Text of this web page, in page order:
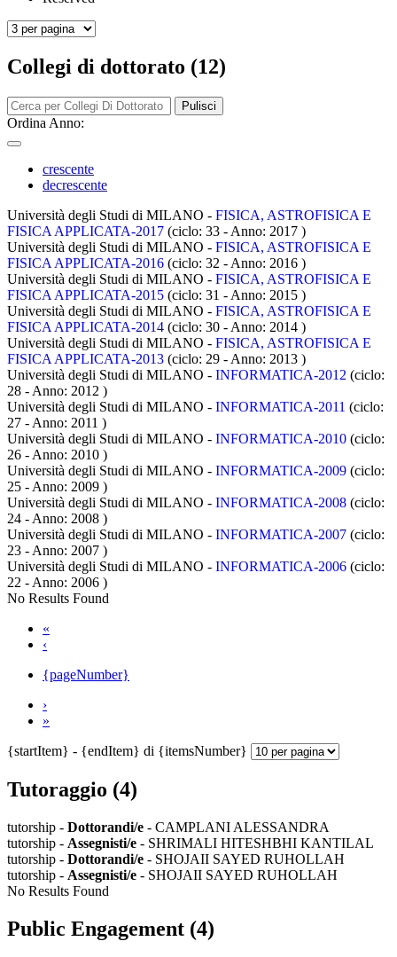
Collegi di dottorato (12)
Pulisci
Ordina Anno:
crescente
decrescente
Università degli Studi di MILANO - FISICA, ASTROFISICA E
FISICA APPLICATA-2017 (ciclo: 33 - Anno: 2017 )
Università degli Studi di MILANO - FISICA, ASTROFISICA E
FISICA APPLICATA-2016 (ciclo: 32 - Anno: 2016 )
Università degli Studi di MILANO - FISICA, ASTROFISICA E
FISICA APPLICATA-2015 (ciclo: 31 - Anno: 2015 )
Università degli Studi di MILANO - FISICA, ASTROFISICA E
FISICA APPLICATA-2014 (ciclo: 30 - Anno: 2014 )
Università degli Studi di MILANO - FISICA, ASTROFISICA E
FISICA APPLICATA-2013 (ciclo: 29 - Anno: 2013 )
Università degli Studi di MILANO - INFORMATICA-2012 (ciclo:
28 - Anno: 2012 )
Università degli Studi di MILANO - INFORMATICA-2011 (ciclo:
27 - Anno: 2011 )
Università degli Studi di MILANO - INFORMATICA-2010 (ciclo:
26 - Anno: 2010 )
Università degli Studi di MILANO - INFORMATICA-2009 (ciclo:
25 - Anno: 2009 )
Università degli Studi di MILANO - INFORMATICA-2008 (ciclo:
24 - Anno: 2008 )
Università degli Studi di MILANO - INFORMATICA-2007 (ciclo:
23 - Anno: 2007 )
Università degli Studi di MILANO - INFORMATICA-2006 (ciclo:
22 - Anno: 2006 )
No Results Found
«
‹
{pageNumber}
›
»
{startItem} - {endItem} di {itemsNumber}
Tutoraggio (4)
tutorship - Dottorandi/e - CAMPLANI ALESSANDRA
tutorship - Assegnisti/e - SHRIMALI HITESHBHI KANTILAL
tutorship - Dottorandi/e - SHOJAII SAYED RUHOLLAH
tutorship - Assegnisti/e - SHOJAII SAYED RUHOLLAH
No Results Found
Public Engagement (4)